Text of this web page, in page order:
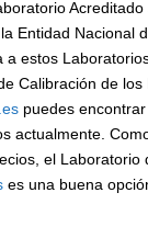
Entidad Nacional
a estos
Calibración de
puedes
actualmente.
el Laboratorio
es una buena